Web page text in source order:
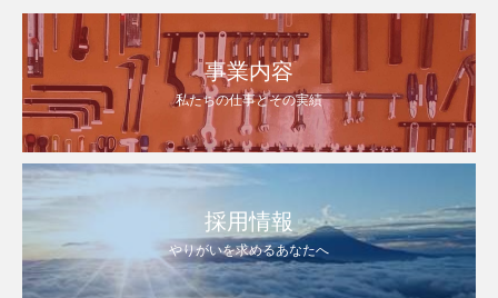
事業内容
私たちの仕事とその実績
採用情報
やりがいを求めるあなたへ